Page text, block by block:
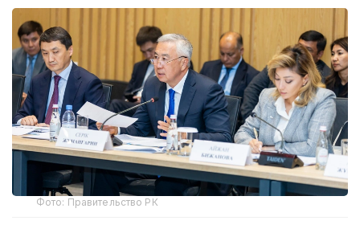
Фото: Правительство РК